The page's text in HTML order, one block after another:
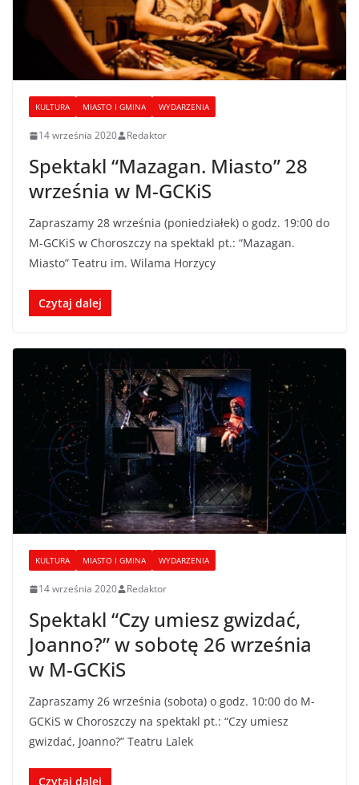
KULTURA MIASTO I GMINA WYDARZENIA
14 września 2020 Redaktor
Spektakl “Mazagan. Miasto” 28
września w M-GCKiS
Zapraszamy 28 września (poniedziałek) o godz. 19:00 do
M-GCKiS w Choroszczy na spektakl pt.: “Mazagan.
Miasto” Teatru im. Wilama Horzycy
Czytaj dalej
KULTURA MIASTO I GMINA WYDARZENIA
14 września 2020 Redaktor
Spektakl “Czy umiesz gwizdać,
Joanno?” w sobotę 26 września
w M-GCKiS
Zapraszamy 26 września (sobota) o godz. 10:00 do M-
GCKiS w Choroszczy na spektakl pt.: “Czy umiesz
gwizdać, Joanno?” Teatru Lalek
Czytaj dalej